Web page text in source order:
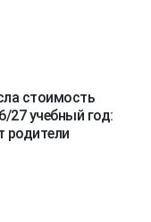
стоимость
27 учебный год:
родители